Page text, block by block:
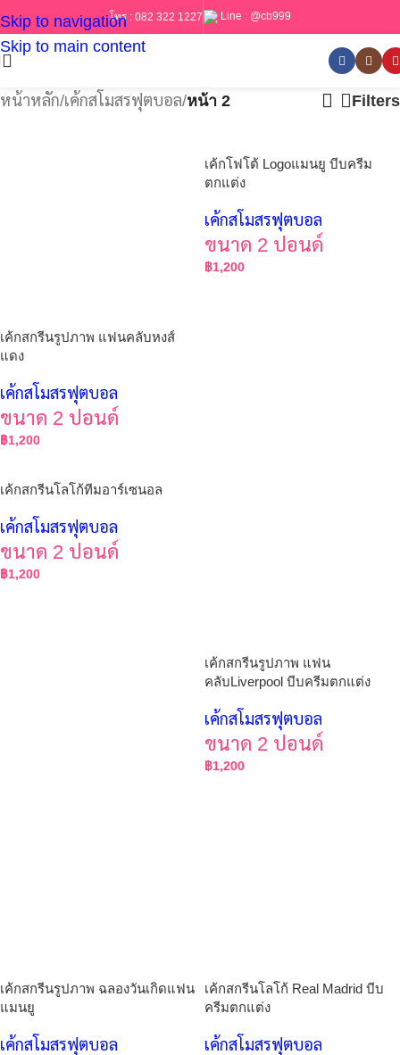
Skip to navigation
Skip to main content
โทร : 082 322 1227 Line : @cb999
หน้าหลัก/เค้กสโมสรฟุตบอล/หน้า 2 Filters
เค้กสกรีนรูปภาพ แฟนคลับหงส์
แดง
เค้กสโมสรฟุตบอล
ขนาด 2 ปอนด์
฿1,200
เค้กโฟโต้ Logoแมนยู บีบครีม
ตกแต่ง
เค้กสโมสรฟุตบอล
ขนาด 2 ปอนด์
฿1,200
เค้กสกรีนโลโก้ทีมอาร์เซนอล
เค้กสโมสรฟุตบอล
ขนาด 2 ปอนด์
฿1,200
เค้กสกรีนรูปภาพ แฟน
คลับLiverpool บีบครีมตกแต่ง
เค้กสโมสรฟุตบอล
ขนาด 2 ปอนด์
฿1,200
เค้กสกรีนรูปภาพ ฉลองวันเกิดแฟน
แมนยู
เค้กสโมสรฟุตบอล
เค้กสกรีนโลโก้ Real Madrid บีบ
ครีมตกแต่ง
เค้กสโมสรฟุตบอล